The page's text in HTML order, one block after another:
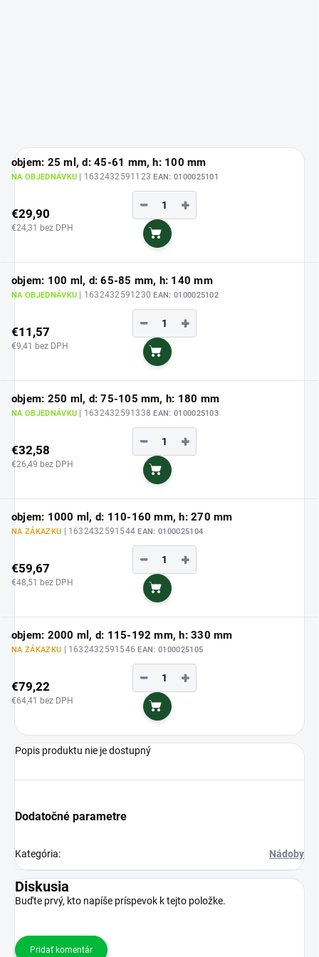
objem: 25 ml, d: 45-61 mm, h: 100 mm
NA OBJEDNÁVKU | 1632432591123EAN: 0100025101
€29,90
€24,31 bez DPH
+
−
Do košíka
objem: 100 ml, d: 65-85 mm, h: 140 mm
NA OBJEDNÁVKU | 1632432591230EAN: 0100025102
€11,57
€9,41 bez DPH
+
−
Do košíka
objem: 250 ml, d: 75-105 mm, h: 180 mm
NA OBJEDNÁVKU | 1632432591338EAN: 0100025103
€32,58
€26,49 bez DPH
+
−
Do košíka
objem: 1000 ml, d: 110-160 mm, h: 270 mm
NA ZÁKAZKU | 1632432591544EAN: 0100025104
€59,67
€48,51 bez DPH
+
−
Do košíka
objem: 2000 ml, d: 115-192 mm, h: 330 mm
NA ZÁKAZKU | 1632432591546EAN: 0100025105
€79,22
€64,41 bez DPH
+
−
Do košíka
Popis produktu nie je dostupný
Dodatočné parametre
Kategória: Nádoby
Diskusia
Buďte prvý, kto napíše príspevok k tejto položke.
Pridať komentár